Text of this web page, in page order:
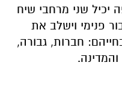
יכיל שני מרחבי שיח
פנימי וישלב את
חברות, גבורה,